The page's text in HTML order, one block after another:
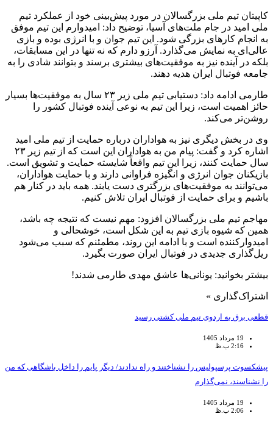
کاپیتان تیم ملی بزرگسالان در مورد پیش‌بینی خود از عملکرد تیم
ملی امید در جام ملت‌های آسیا، توضیح داد: امیدوارم این تیم موفق
به انجام کارهای بزرگی شود. این تیم جوان و با انرژی بوده و بازی
عالی‌ای به نمایش می‌گذارد. آرزو دارم که نه تنها در این مسابقات،
بلکه در آینده نیز به موفقیت‌های بیشتری برسند و بتوانند شادی را به
جامعه فوتبال ایران هدیه دهند.
طارمی ادامه داد: دستیابی تیم ملی زیر ۲۳ سال به موفقیت‌ها بسیار
حائز اهمیت است، زیرا این تیم به نوعی آینده فوتبال کشور را
روشن‌تر می‌کند.
وی در بخش دیگری نیز به هواداران درباره حمایت از تیم ملی امید
اشاره کرد و گفت: پیام من به هواداران این است که از تیم زیر ۲۳
سال حمایت کنند، زیرا این تیم واقعاً شایسته حمایت و تشویق است.
بازیکنان جوان انرژی و انگیزه فراوانی دارند و با حمایت هواداران،
می‌توانند به موفقیت‌های بزرگتری دست یابند. همه باید در کنار هم
باشیم و برای حمایت از فوتبال ایران تلاش کنیم.
مهاجم تیم ملی بزرگسالان افزود: مهم نیست که نتیجه چه باشد،
همین که شیوه بازی تیم به این شکل است، خوشحالی و
امیدوارکننده است و با ادامه این روند، مطمئنم که سبب می‌شود
ریل‌گذاری جدیدی در فوتبال ایران صورت بگیرد.
بیشتر بخوانید: یونانی‌ها عاشق مهدی طارمی شدند!
اشتراک‌گذاری »
قطعی برق به اردوی تیم ملی کشتی رسید
19 مرداد 1405
2:16 ب.ظ
پیشکسوت پرسپولیس را نشناختند و راه ندادند/ دیگر پایم را داخل باشگاهی که من
را نشناسند، نمی‌گذارم
19 مرداد 1405
2:06 ب.ظ